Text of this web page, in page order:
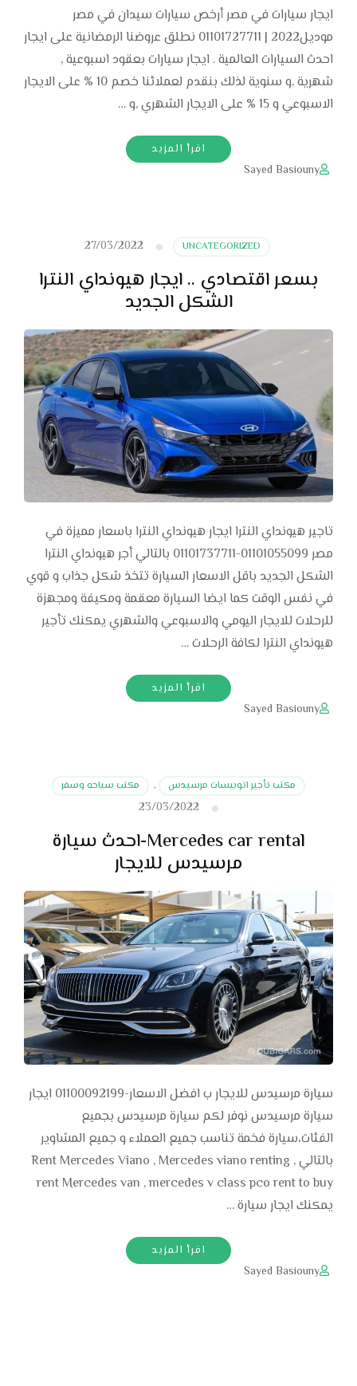
ايجار سيارات في مصر أرخص سيارات سيدان في مصر
موديل2022 | 01101727711 نطلق عروضنا الرمضانية على ايجار
احدث السيارات العالمية . ايجار سيارات بعقود اسبوعية ,
شهرية ,و سنوية لذلك بنقدم لعملائنا خصم 10 % على الايجار
الاسبوعي و 15 % على الايجار الشهري ,و …
اقرأ المزيد
Sayed Basiouny
UNCATEGORIZED
27/03/2022
بسعر اقتصادي .. ايجار هيونداي النترا
الشكل الجديد
تاجير هيونداي النترا ايجار هيونداي النترا باسعار مميزة في
مصر 01101055099-01101737711 بالتالي أجر هيونداي النترا
الشكل الجديد باقل الاسعار السيارة تتخذ شكل جذاب و قوي
في نفس الوقت كما ايضا السيارة معقمة ومكيفة ومجهزة
للرحلات للايجار اليومي والاسبوعي والشهري يمكنك تأجير
هيونداي النترا لكافة الرحلات …
اقرأ المزيد
Sayed Basiouny
مكتب تأجير اتوبيسات مرسيدس , مكتب سياحه وسفر
23/03/2022
Mercedes car rental-احدث سيارة
مرسيدس للايجار
سيارة مرسيدس للايجار ب افضل الاسعار-01100092199 ايجار
سيارة مرسيدس نوفر لكم سيارة مرسيدس بجميع
الفئات،سيارة فخمة تناسب جميع العملاء و جميع المشاوير
بالتالي Rent Mercedes Viano , Mercedes viano renting ,
rent Mercedes van , mercedes v class pco rent to buy
يمكنك ايجار سيارة …
اقرأ المزيد
Sayed Basiouny